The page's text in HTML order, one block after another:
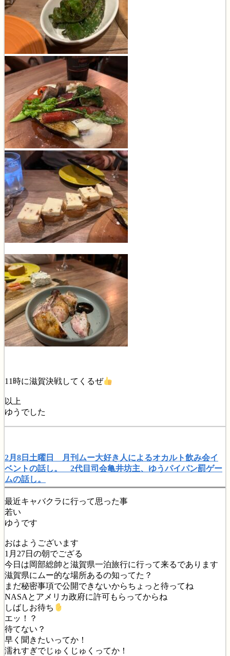
11時に滋賀決戦してくるぜ
以上
ゆうでした
2月8日土曜日 月刊ムー大好き人によるオカルト飲み会イ
ベントの話し。 2代目司会亀井坊主、ゆうパイパン罰ゲー
ムの話し。
最近キャバクラに行って思った事
若い
ゆうです
おはようございます
1月27日の朝でござる
今日は岡部総帥と滋賀県一泊旅行に行って来るであります
滋賀県にムー的な場所あるの知ってた？
まだ秘密事項で公開できないからちょっと待ってね
NASAとアメリカ政府に許可もらってからね
しばしお待ち
エッ！？
待てない？
早く聞きたいってか！
濡れすぎでじゅくじゅくってか！